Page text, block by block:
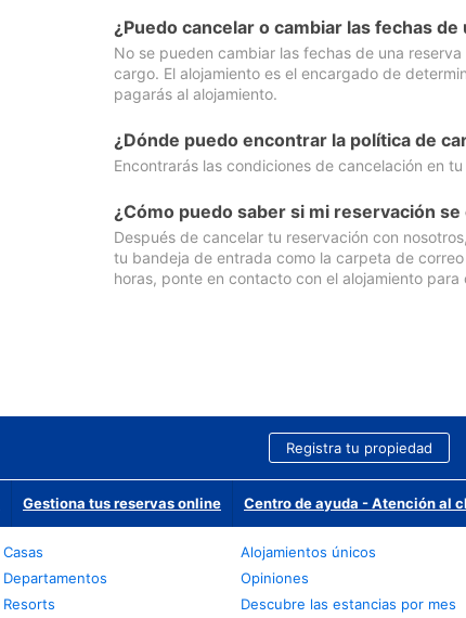
¿Puedo cancelar o cambiar las fechas
No se pueden cambiar las fechas de una
cargo. El alojamiento es el encargado de
pagarás al alojamiento.
¿Dónde puedo encontrar la política de
Encontrarás las condiciones de cancelación en
¿Cómo puedo saber si mi reservación se
Después de cancelar tu reservación con
tu bandeja de entrada como la carpeta de
horas, ponte en contacto con el alojamiento
Registra tu propiedad
Gestiona tus reservas online Centro de ayuda - Atención al
Casas
Departamentos
Resorts
Alojamientos únicos
Opiniones
Descubre las estancias por mes